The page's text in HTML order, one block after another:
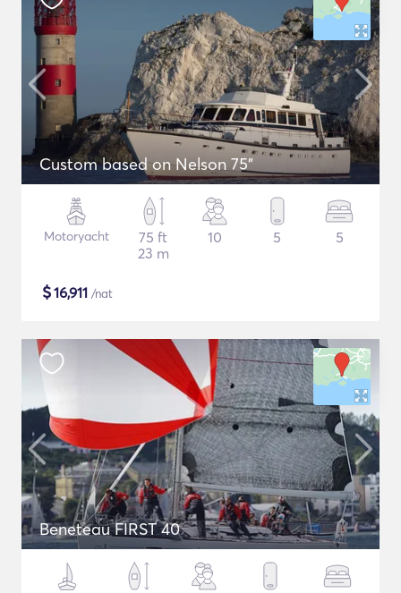
Custom based on Nelson 75"
Motoryacht
75 ft
23 m
10 5 5
$16,911 /nat
Beneteau FIRST 40